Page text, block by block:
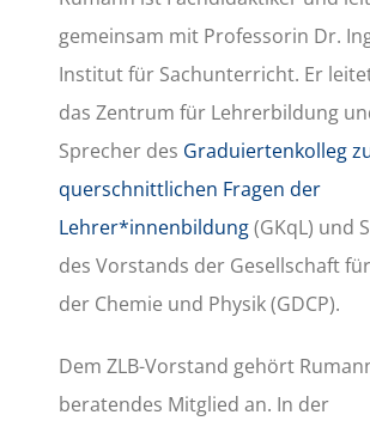
gemeinsam mit Professorin Dr.
Institut für Sachunterricht. Er
das Zentrum für Lehrerbildung
Sprecher des Graduiertenkolleg
querschnittlichen Fragen der
Lehrer*innenbildung(GKqL) und
des Vorstands der Gesellschaft
der Chemie und Physik (GDCP).
Dem ZLB-Vorstand gehört
beratendes Mitglied an. In der